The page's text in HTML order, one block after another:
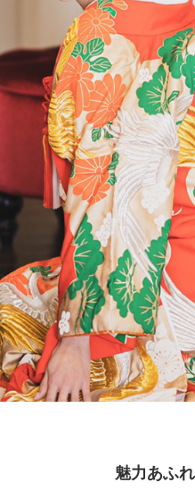
魅力あふ